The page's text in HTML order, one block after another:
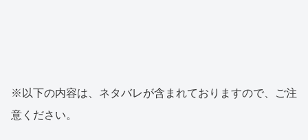
※以下の内容は、ネタバレが含まれておりますので、ご注
意ください。